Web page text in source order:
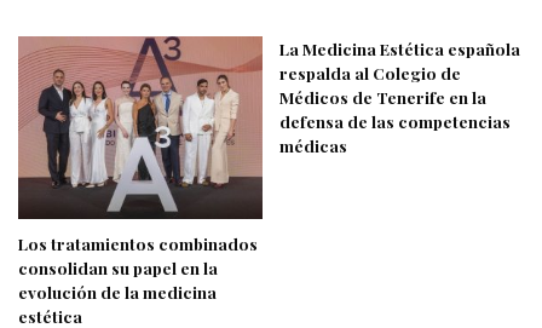
Los tratamientos combinados
consolidan su papel en la
evolución de la medicina
estética
La Medicina Estética española
respalda al Colegio de
Médicos de Tenerife en la
defensa de las competencias
médicas